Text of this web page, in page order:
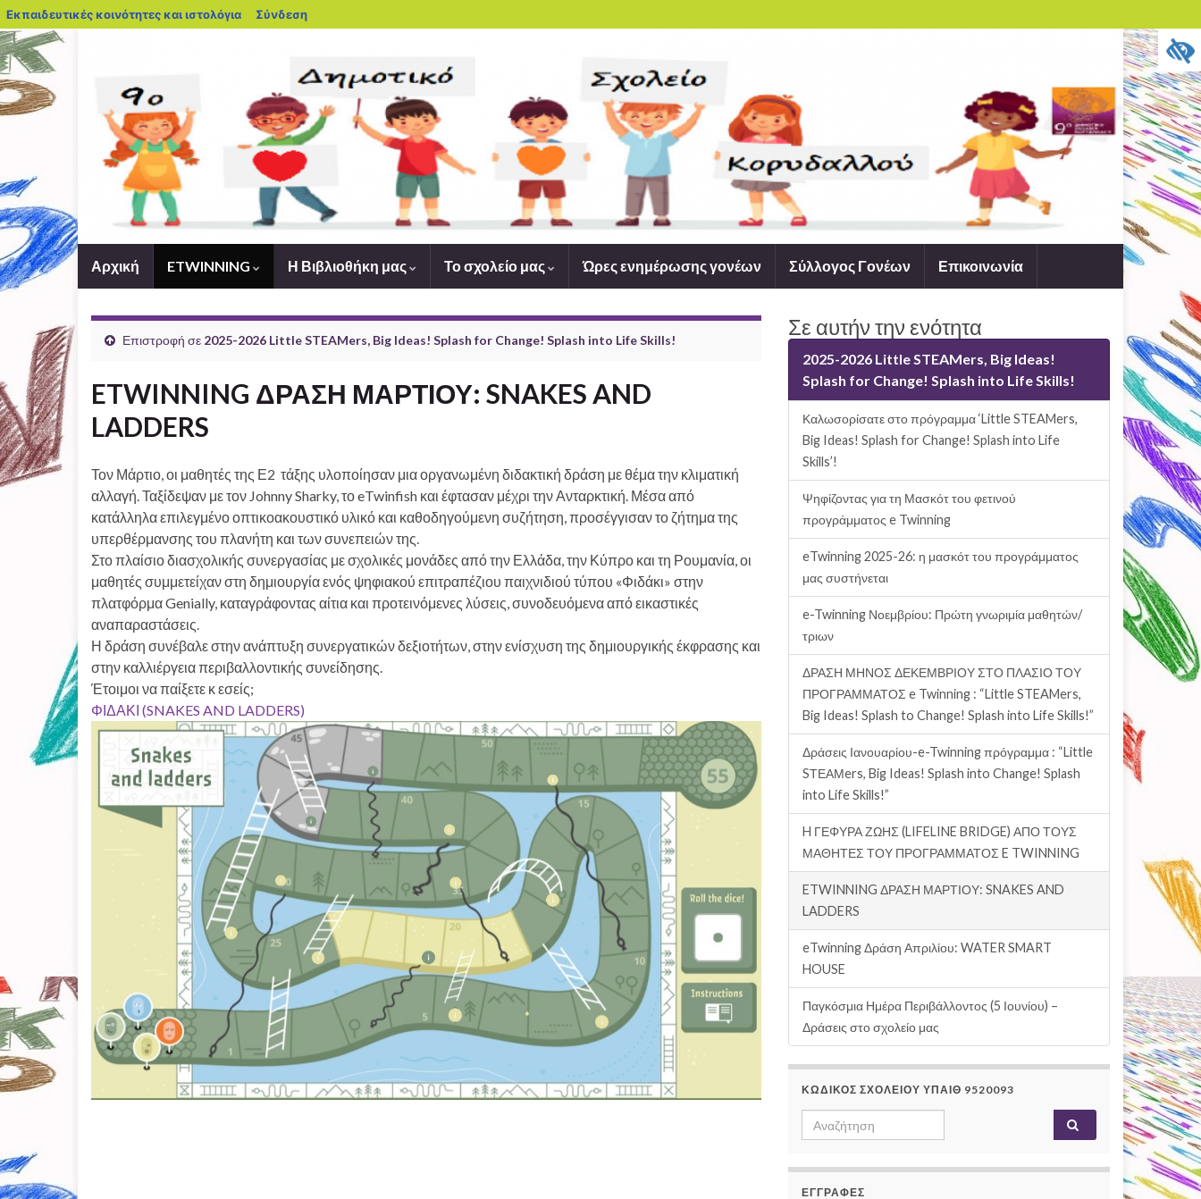
Εκπαιδευτικές κοινότητες και ιστολόγια blogs.sch.gr
Σύνδεση
Αρχική ETWINNING Η Βιβλιοθήκη μας Το σχολείο μας Ώρες ενημέρωσης γονέων Σύλλογος Γονέων Επικοινωνία
Επιστροφή σε 2025-2026 Little STEAMers, Big Ideas! Splash for Change! Splash into Life Skills!
ETWINNING ΔΡΑΣΗ ΜΑΡΤΙΟΥ: SNAKES AND
LADDERS
Τον Μάρτιο, οι μαθητές της Ε2 τάξης υλοποίησαν μια οργανωμένη διδακτική δράση με θέμα την κλιματική
αλλαγή. Ταξίδεψαν με τον Johnny Sharky, το eTwinfish και έφτασαν μέχρι την Ανταρκτική. Μέσα από
κατάλληλα επιλεγμένο οπτικοακουστικό υλικό και καθοδηγούμενη συζήτηση, προσέγγισαν το ζήτημα της
υπερθέρμανσης του πλανήτη και των συνεπειών της.
Στο πλαίσιο διασχολικής συνεργασίας με σχολικές μονάδες από την Ελλάδα, την Κύπρο και τη Ρουμανία, οι
μαθητές συμμετείχαν στη δημιουργία ενός ψηφιακού επιτραπέζιου παιχνιδιού τύπου «Φιδάκι» στην
πλατφόρμα Genially, καταγράφοντας αίτια και προτεινόμενες λύσεις, συνοδευόμενα από εικαστικές
αναπαραστάσεις.
Η δράση συνέβαλε στην ανάπτυξη συνεργατικών δεξιοτήτων, στην ενίσχυση της δημιουργικής έκφρασης και
στην καλλιέργεια περιβαλλοντικής συνείδησης.
Έτοιμοι να παίξετε κ εσείς;
ΦΙΔΑΚΙ (SNAKES AND LADDERS)
Σε αυτήν την ενότητα
2025-2026 Little STEAMers, Big Ideas!
Splash for Change! Splash into Life Skills!
Καλωσορίσατε στο πρόγραμμα ‘Little STEAMers,
Big Ideas! Splash for Change! Splash into Life
Skills’!
Ψηφίζοντας για τη Μασκότ του φετινού
προγράμματος e Twinning
eTwinning 2025-26: η μασκότ του προγράμματος
μας συστήνεται
e-Twinning Νοεμβρίου: Πρώτη γνωριμία μαθητών/
τριων
ΔΡΑΣΗ ΜΗΝΟΣ ΔΕΚΕΜΒΡΙΟΥ ΣΤΟ ΠΛΑΣΙΟ ΤΟΥ
ΠΡΟΓΡΑΜΜΑΤΟΣ e Twinning : “Little STEAMers,
Big Ideas! Splash to Change! Splash into Life Skills!”
Δράσεις Ιανουαρίου-e-Twinning πρόγραμμα : “Little
SΤΕΑΜers, Big Ideas! Splash into Change! Splash
into Life Skills!”
H ΓΕΦΥΡΑ ΖΩΗΣ (LIFELINE BRIDGE) ΑΠΟ ΤΟΥΣ
ΜΑΘΗΤΕΣ ΤΟΥ ΠΡΟΓΡΑΜΜΑΤΟΣ E TWINNING
ETWINNING ΔΡΑΣΗ ΜΑΡΤΙΟΥ: SNAKES AND
LADDERS
eTwinning Δράση Απριλίου: WATER SMART
HOUSE
Παγκόσμια Ημέρα Περιβάλλοντος (5 Ιουνίου) –
Δράσεις στο σχολείο μας
ΚΩΔΙΚΟΣ ΣΧΟΛΕΙΟΥ ΥΠΑΙΘ 9520093
Search
for:
Αναζήτηση
ΕΓΓΡΑΦΕΣ